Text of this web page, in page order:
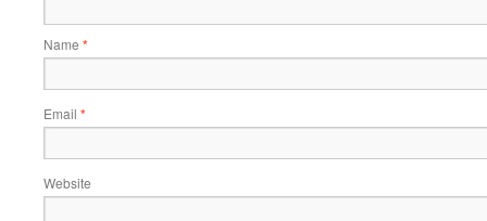
Name *
Email *
Website